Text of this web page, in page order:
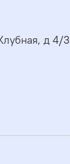
д 4/3